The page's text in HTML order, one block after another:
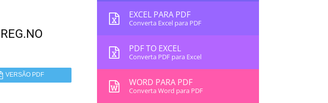
VERSÃO PDF
EXCEL PARA PDF
Converta Excel para PDF
PDF TO EXCEL
Converta PDF para Excel
WORD PARA PDF
Converta Word para PDF